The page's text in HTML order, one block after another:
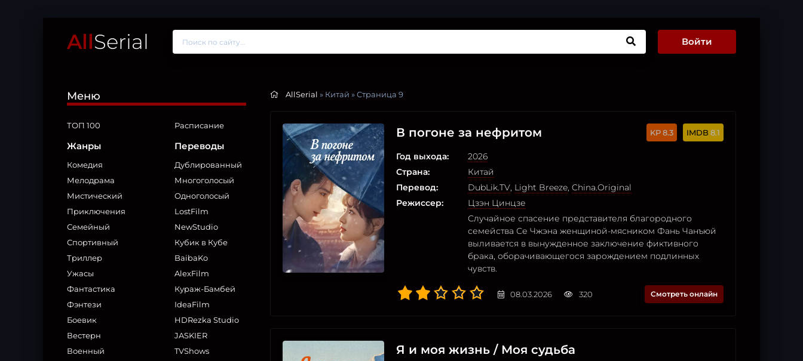
AllSerial Войти
Меню
ТОП 100
Жанры
Комедия
Мелодрама
Мистический
Приключения
Семейный
Спортивный
Триллер
Ужасы
Фантастика
Фэнтези
Боевик
Вестерн
Военный
Расписание
Переводы
Дублированный
Многоголосый
Одноголосый
LostFilm
NewStudio
Кубик в Кубе
BaibaKo
AlexFilm
Кураж-Бамбей
IdeaFilm
HDRezka Studio
JASKIER
TVShows
AllSerial » Китай » Страница 9
В погоне за нефритом 8.3 8.1
Год выхода:
2026
Страна:
Китай
Перевод:
DubLik.TV, Light Breeze, China.Original
Режиссер:
Цзэн Цинцзе
Случайное спасение представителя благородного
семейства Се Чжэна женщиной-мясником Фань Чанъюй
выливается в вынужденное заключение фиктивного
брака, оборачивающегося зарождением подлинных
чувств.
08.03.2026 320 Смотреть онлайн
Я и моя жизнь / Моя судьба